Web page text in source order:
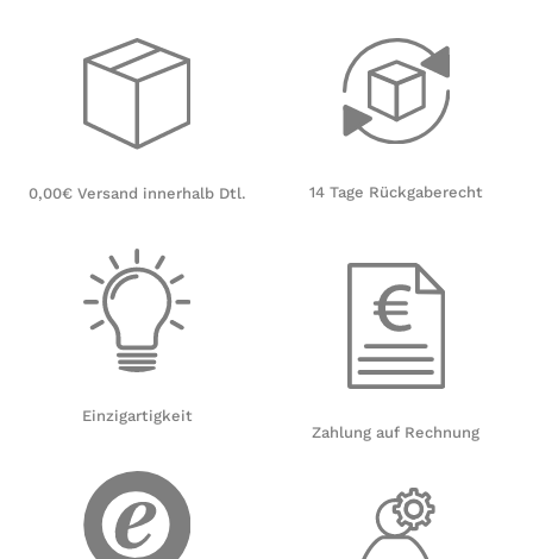
0,00€ Versand innerhalb Dtl.
Einzigartigkeit
14 Tage Rückgaberecht
Zahlung auf Rechnung